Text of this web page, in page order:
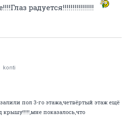
радуется!!!!!!!!!!!!!!!!
konti
пол 3-го этажа,четвёртый этаж ещё
крышу!!!!!,мне показалось,что